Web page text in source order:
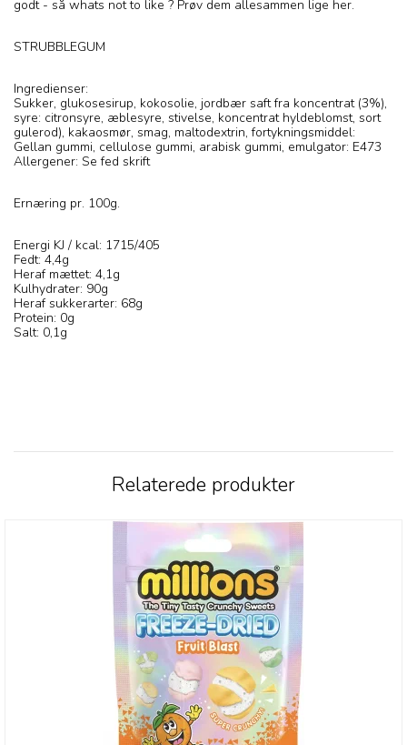
godt - så whats not to like ? Prøv dem allesammen lige her.
STRUBBLEGUM
Ingredienser:
Sukker, glukosesirup, kokosolie, jordbær saft fra koncentrat (3%),
syre: citronsyre, æblesyre, stivelse, koncentrat hyldeblomst, sort
gulerod), kakaosmør, smag, maltodextrin, fortykningsmiddel:
Gellan gummi, cellulose gummi, arabisk gummi, emulgator: E473
Allergener: Se fed skrift
Ernæring pr. 100g.
Energi KJ / kcal: 1715/405
Fedt: 4,4g
Heraf mættet: 4,1g
Kulhydrater: 90g
Heraf sukkerarter: 68g
Protein: 0g
Salt: 0,1g
Relaterede produkter